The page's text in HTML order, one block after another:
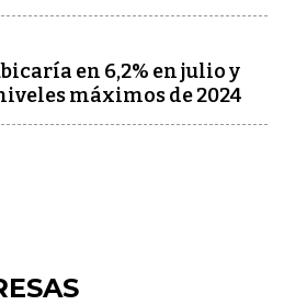
en 6,2% en julio y
máximos de 2024